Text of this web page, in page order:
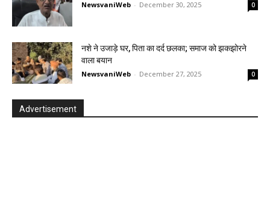
NewsvaniWeb - December 30, 2025 0
नशे ने उजाड़े घर, पिता का दर्द छलका; समाज को झकझोरने
वाला बयान
NewsvaniWeb - December 27, 2025 0
Advertisement